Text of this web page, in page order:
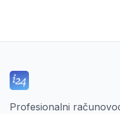
Profesionalni